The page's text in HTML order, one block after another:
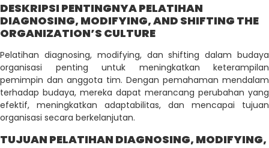
DESKRIPSI PENTINGNYA PELATIHAN
DIAGNOSING, MODIFYING, AND SHIFTING THE
ORGANIZATION’S CULTURE
Pelatihan diagnosing, modifying, dan shifting dalam budaya
organisasi penting untuk meningkatkan keterampilan
pemimpin dan anggota tim. Dengan pemahaman mendalam
terhadap budaya, mereka dapat merancang perubahan yang
efektif, meningkatkan adaptabilitas, dan mencapai tujuan
organisasi secara berkelanjutan.
TUJUAN PELATIHAN DIAGNOSING, MODIFYING,